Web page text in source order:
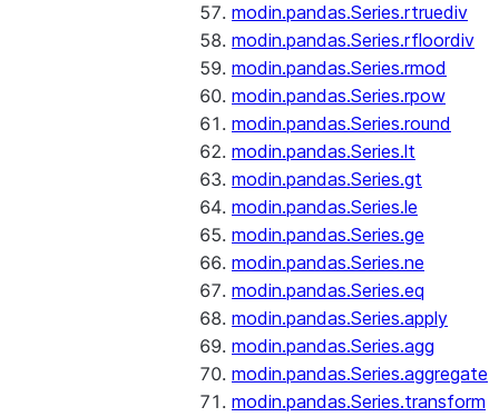
modin.pandas.Series.rtruediv
modin.pandas.Series.rfloordiv
modin.pandas.Series.rmod
modin.pandas.Series.rpow
modin.pandas.Series.round
modin.pandas.Series.lt
modin.pandas.Series.gt
modin.pandas.Series.le
modin.pandas.Series.ge
modin.pandas.Series.ne
modin.pandas.Series.eq
modin.pandas.Series.apply
modin.pandas.Series.agg
modin.pandas.Series.aggregate
modin.pandas.Series.transform